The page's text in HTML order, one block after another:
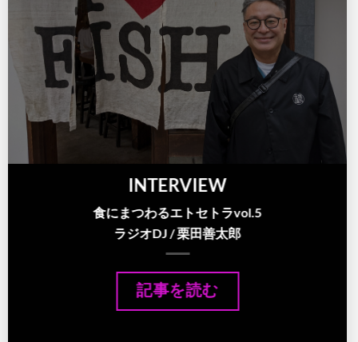
INTERVIEW
食にまつわるエトセトラvol.5
ラジオDJ / 栗田善太郎
記事を読む